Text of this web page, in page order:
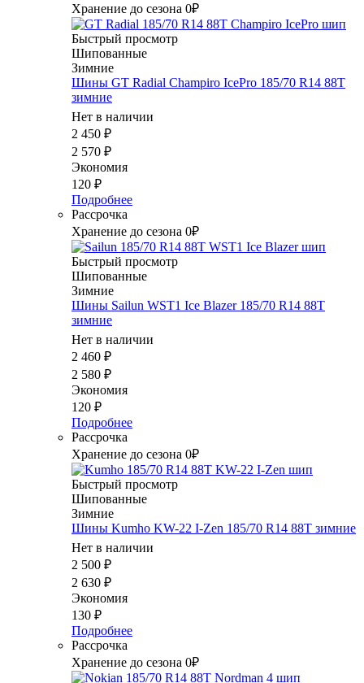
Хранение до сезона 0₽
Быстрый просмотр
Шипованные
Зимние
Шины GT Radial Champiro IcePro 185/70 R14 88T
зимние
Нет в наличии
2 450 ₽
2 570 ₽
Экономия
120 ₽
Подробнее
Рассрочка
Хранение до сезона 0₽
Быстрый просмотр
Шипованные
Зимние
Шины Sailun WST1 Ice Blazer 185/70 R14 88T
зимние
Нет в наличии
2 460 ₽
2 580 ₽
Экономия
120 ₽
Подробнее
Рассрочка
Хранение до сезона 0₽
Быстрый просмотр
Шипованные
Зимние
Шины Kumho KW-22 I-Zen 185/70 R14 88T зимние
Нет в наличии
2 500 ₽
2 630 ₽
Экономия
130 ₽
Подробнее
Рассрочка
Хранение до сезона 0₽